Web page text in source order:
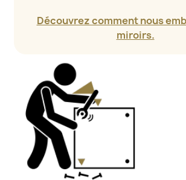
Découvrez comment nous
miroirs.